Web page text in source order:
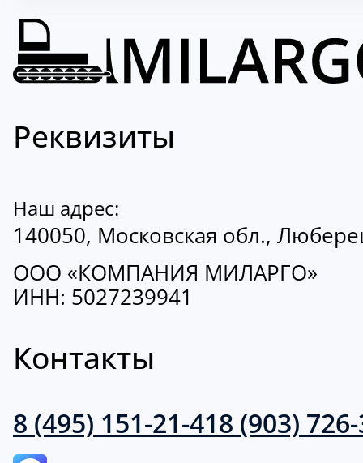
Реквизиты
Наш адрес:
140050, Московская обл.,
ООО «КОМПАНИЯ МИЛАРГО»
ИНН: 5027239941
Контакты
8 (495) 151-21-418 (903)